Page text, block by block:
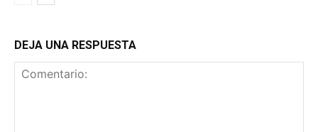
DEJA UNA RESPUESTA